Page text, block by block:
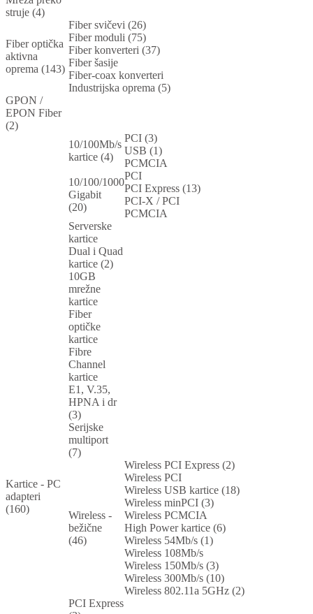
struje (4)
Fiber optička
aktivna
oprema (143)
Fiber svičevi (26)
Fiber moduli (75)
Fiber konverteri (37)
Fiber šasije
Fiber-coax konverteri
Industrijska oprema (5)
GPON /
EPON Fiber
(2)
Kartice - PC
adapteri
(160)
10/100Mb/s
kartice (4)
PCI (3)
USB (1)
PCMCIA
10/100/1000
Gigabit
(20)
PCI
PCI Express (13)
PCI-X / PCI
PCMCIA
Serverske
kartice
Dual i Quad
kartice (2)
10GB
mrežne
kartice
Fiber
optičke
kartice
Fibre
Channel
kartice
E1, V.35,
HPNA i dr
(3)
Serijske
multiport
(7)
Wireless -
bežične
(46)
Wireless PCI Express (2)
Wireless PCI
Wireless USB kartice (18)
Wireless minPCI (3)
Wireless PCMCIA
High Power kartice (6)
Wireless 54Mb/s (1)
Wireless 108Mb/s
Wireless 150Mb/s (3)
Wireless 300Mb/s (10)
Wireless 802.11a 5GHz (2)
PCI Express